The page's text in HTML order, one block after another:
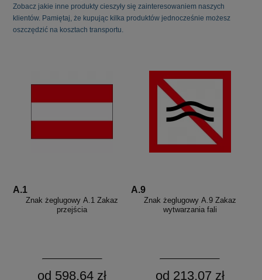
Zobacz jakie inne produkty cieszyły się zainteresowaniem naszych
klientów. Pamiętaj, że kupując kilka produktów jednocześnie możesz
oszczędzić na kosztach transportu.
A.1
Znak żeglugowy A.1 Zakaz
przejścia
od 598,64 zł
A.9
Znak żeglugowy A.9 Zakaz
wytwarzania fali
od 213,07 zł